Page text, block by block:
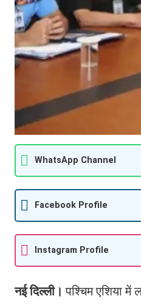
WhatsApp Channel
Facebook Profile
Instagram Profile
नई दिल्ली।पश्चिम एशिया में